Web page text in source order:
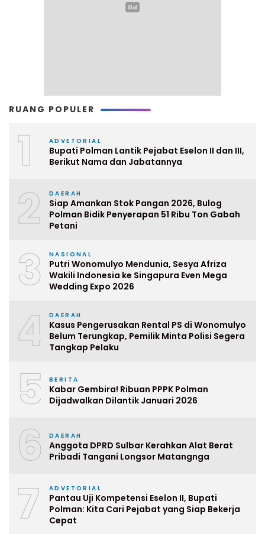
RUANG POPULER
1 ADVETORIAL
Bupati Polman Lantik Pejabat Eselon II dan III,
Berikut Nama dan Jabatannya
2 DAERAH
Siap Amankan Stok Pangan 2026, Bulog
Polman Bidik Penyerapan 51 Ribu Ton Gabah
Petani
3 NASIONAL
Putri Wonomulyo Mendunia, Sesya Afriza
Wakili Indonesia ke Singapura Even Mega
Wedding Expo 2026
4 DAERAH
Kasus Pengerusakan Rental PS di Wonomulyo
Belum Terungkap, Pemilik Minta Polisi Segera
Tangkap Pelaku
5 BERITA
Kabar Gembira! Ribuan PPPK Polman
Dijadwalkan Dilantik Januari 2026
6 DAERAH
Anggota DPRD Sulbar Kerahkan Alat Berat
Pribadi Tangani Longsor Matangnga
7 ADVETORIAL
Pantau Uji Kompetensi Eselon II, Bupati
Polman: Kita Cari Pejabat yang Siap Bekerja
Cepat